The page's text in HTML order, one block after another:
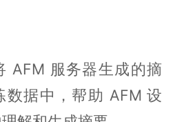
AFM 服务器生成的摘
数据中，帮助 AFM 设